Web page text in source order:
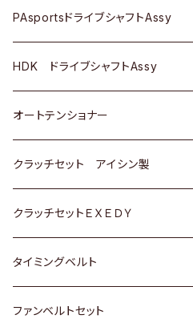
スバル
ＢＥＮＺ
スバル
三菱
スバル
マツダ
三菱
スバル
ダイハツ
マツダ
三菱
スバル
ダイハツ
マツダ
三菱
スバル
スズキ
日産
いすゞ
ダイハツ
マツダ
三菱
スバル
ＢＥＮＺ
ＢＭＷ
GOLF
ＷＡＧＥＮ
アストロ（シボレー）
クライスラー
ＢＥＮＺ
ＢＭＷ
ＷＡＧＥＮ
ＶＯＬＶＯ
PAsportsドライブシャフトAssy
トヨタ
ホンダ
スズキ
日産
ダイハツ
マツダ
HDK ドライブシャフトAssy
スズキ
ダイハツ
日産
ホンダ
マツダ
オートテンショナー
トヨタ
クラッチセット アイシン製
ホンダ
スズキ
ダイハツ
クラッチセットＥＸＥＤＹ
ホンダ
スズキ
タイミングベルト
トヨタ
ファンベルトセット